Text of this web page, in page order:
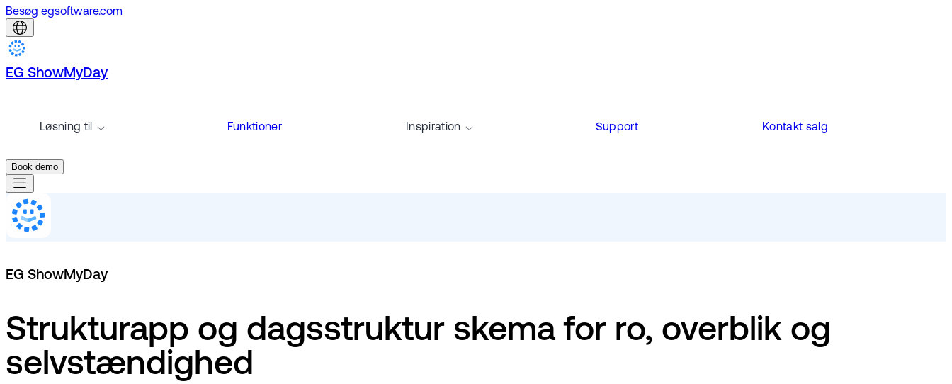
Besøg egsoftware.com
EG ShowMyDay
Løsning til Funktioner Inspiration Support Kontakt salg
Book demo
EG ShowMyDay
Strukturapp og dagsstruktur skema for ro, overblik og
selvstændighed